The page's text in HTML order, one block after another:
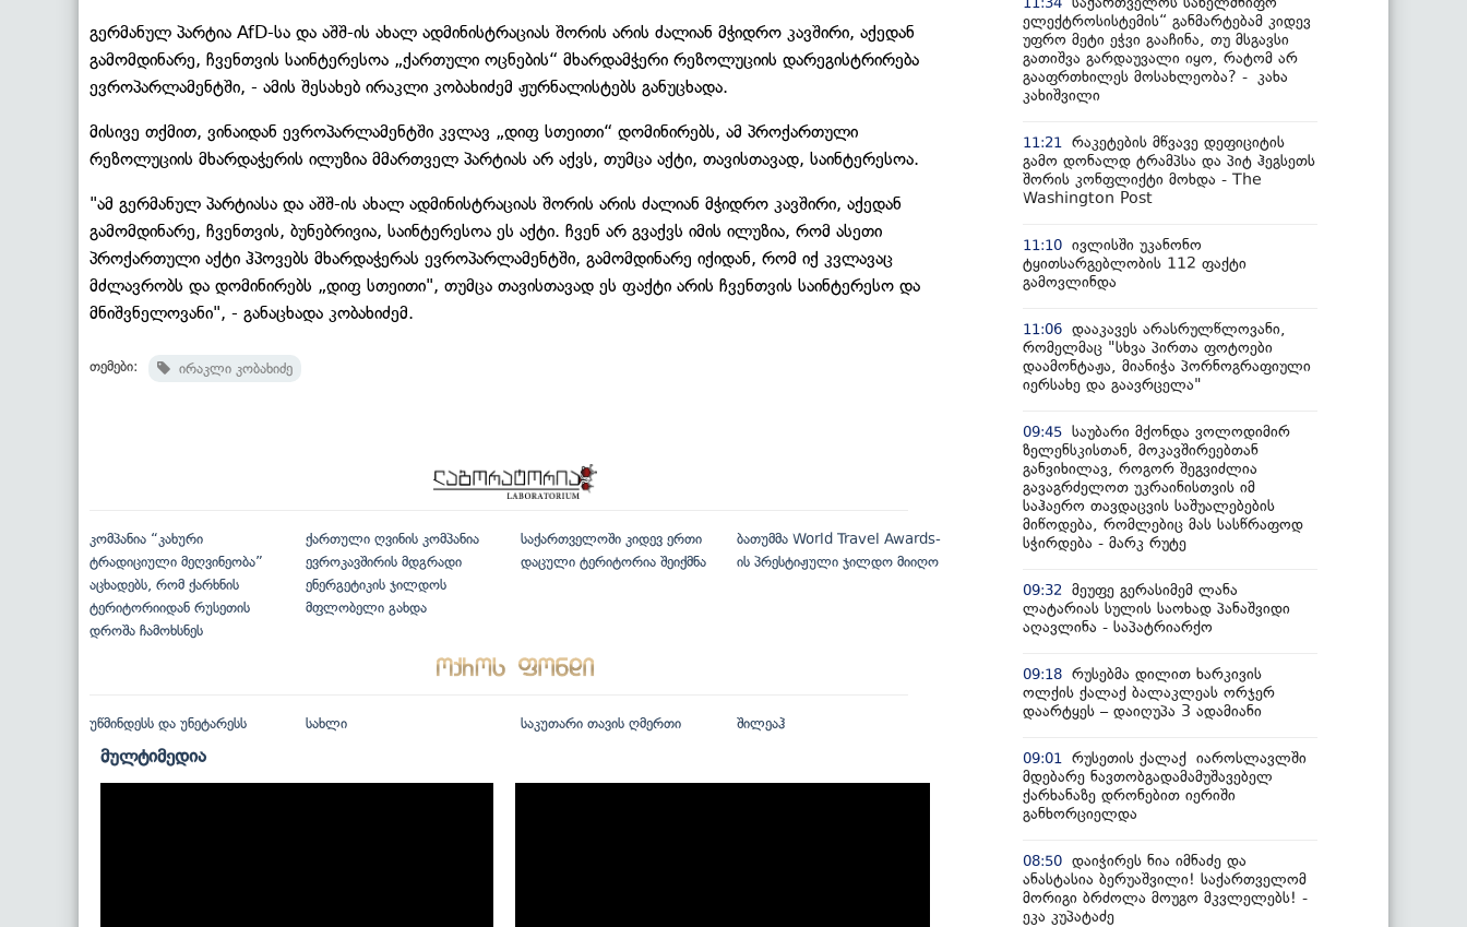
გერმანულ პარტია AfD-სა და აშშ-ის ახალ ადმინისტრაციას შორის არის ძალიან მჭიდრო კავშირი, აქედან
გამომდინარე, ჩვენთვის საინტერესოა „ქართული ოცნების“ მხარდამჭერი რეზოლუციის დარეგისტრირება
ევროპარლამენტში, - ამის შესახებ ირაკლი კობახიძემ ჟურნალისტებს განუცხადა.
მისივე თქმით, ვინაიდან ევროპარლამენტში კვლავ „დიფ სთეითი“ დომინირებს, ამ პროქართული
რეზოლუციის მხარდაჭერის ილუზია მმართველ პარტიას არ აქვს, თუმცა აქტი, თავისთავად, საინტერესოა.
"ამ გერმანულ პარტიასა და აშშ-ის ახალ ადმინისტრაციას შორის არის ძალიან მჭიდრო კავშირი, აქედან
გამომდინარე, ჩვენთვის, ბუნებრივია, საინტერესოა ეს აქტი. ჩვენ არ გვაქვს იმის ილუზია, რომ ასეთი
პროქართული აქტი ჰპოვებს მხარდაჭერას ევროპარლამენტში, გამომდინარე იქიდან, რომ იქ კვლავაც
მძლავრობს და დომინირებს „დიფ სთეითი", თუმცა თავისთავად ეს ფაქტი არის ჩვენთვის საინტერესო და
მნიშვნელოვანი", - განაცხადა კობახიძემ.
თემები: ირაკლი კობახიძე
კომპანია “კახური
ტრადიციული მეღვინეობა”
აცხადებს, რომ ქარხნის
ტერიტორიიდან რუსეთის
დროშა ჩამოხსნეს
ქართული ღვინის კომპანია
ევროკავშირის მდგრადი
ენერგეტიკის ჯილდოს
მფლობელი გახდა
საქართველოში კიდევ ერთი
დაცული ტერიტორია შეიქმნა
ბათუმმა World Travel Awards-
ის პრესტიჟული ჯილდო მიიღო
უწმინდესს და უნეტარესს სახლი საკუთარი თავის ღმერთი შილეაჰ
მულტიმედია
ელექტროსისტემის“ განმარტებამ კიდევ
უფრო მეტი ეჭვი გააჩინა, თუ მსგავსი
გათიშვა გარდაუვალი იყო, რატომ არ
გააფრთხილეს მოსახლეობა? - კახა
კახიშვილი
11:21
რაკეტების მწვავე დეფიციტის
გამო დონალდ ტრამპსა და პიტ ჰეგსეთს
შორის კონფლიქტი მოხდა - The
Washington Post
11:10 ივლისში უკანონო
ტყითსარგებლობის 112 ფაქტი
გამოვლინდა
11:06 დააკავეს არასრულწლოვანი,
რომელმაც "სხვა პირთა ფოტოები
დაამონტაჟა, მიანიჭა პორნოგრაფიული
იერსახე და გაავრცელა"
09:45 საუბარი მქონდა ვოლოდიმირ
ზელენსკისთან, მოკავშირეებთან
განვიხილავ, როგორ შეგვიძლია
გავაგრძელოთ უკრაინისთვის იმ
საჰაერო თავდაცვის საშუალებების
მიწოდება, რომლებიც მას სასწრაფოდ
სჭირდება - მარკ რუტე
09:32
მეუფე გერასიმემ ლანა
ლატარიას სულის საოხად პანაშვიდი
აღავლინა - საპატრიარქო
09:18 რუსებმა დილით ხარკივის
ოლქის ქალაქ ბალაკლეას ორჯერ
დაარტყეს – დაიღუპა 3 ადამიანი
09:01
რუსეთის ქალაქ იაროსლავლში
მდებარე ნავთობგადამამუშავებელ
ქარხანაზე დრონებით იერიში
განხორციელდა
08:50 დაიჭირეს ნია იმნაძე და
ანასტასია ბერუაშვილი! საქართველომ
მორიგი ბრძოლა მოუგო მკვლელებს! -
ეკა კუპატაძე